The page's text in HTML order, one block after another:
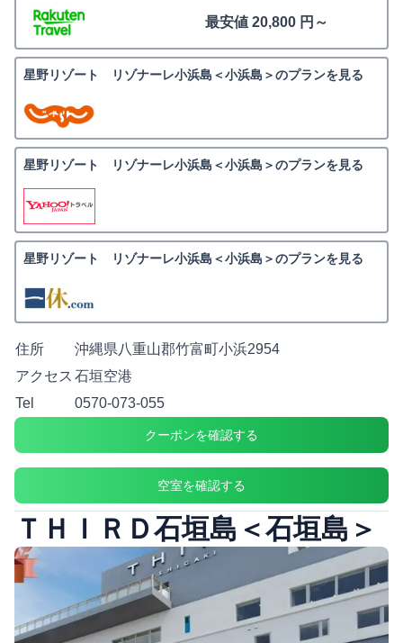
最安値 20,800 円～
星野リゾート リゾナーレ小浜島＜小浜島＞のプランを見る
星野リゾート リゾナーレ小浜島＜小浜島＞のプランを見る
星野リゾート リゾナーレ小浜島＜小浜島＞のプランを見る
住所
沖縄県八重山郡竹富町小浜2954
アクセス 石垣空港
Tel
0570-073-055
クーポンを確認する
空室を確認する
ＴＨＩＲＤ石垣島＜石垣島＞